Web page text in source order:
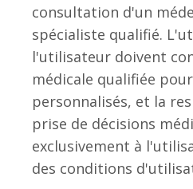
consultation d'un
spécialiste qualifié.
l'utilisateur doivent
médicale qualifiée
personnalisés, et la
prise de décisions
exclusivement à
des conditions